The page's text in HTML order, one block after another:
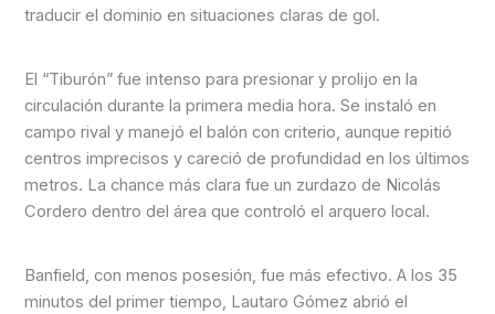
traducir el dominio en situaciones claras de gol.
El “Tiburón” fue intenso para presionar y prolijo en la
circulación durante la primera media hora. Se instaló en
campo rival y manejó el balón con criterio, aunque repitió
centros imprecisos y careció de profundidad en los últimos
metros. La chance más clara fue un zurdazo de Nicolás
Cordero dentro del área que controló el arquero local.
Banfield, con menos posesión, fue más efectivo. A los 35
minutos del primer tiempo, Lautaro Gómez abrió el